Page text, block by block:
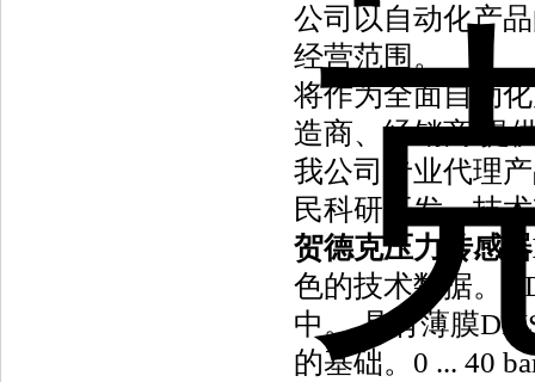
公司以自动化产
经营范围。
将作为全面自动
造商、经销商 提
我公司专业代理
民科研开发，技
贺德克压力传感
色的技术数据。
中。 具有薄膜
的基础。0 ... 40